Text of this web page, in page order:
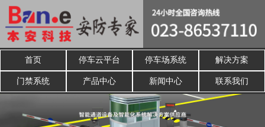
首页 停车云平台 停车场系统 解决方案
门禁系统 产品中心 新闻中心 联系我们